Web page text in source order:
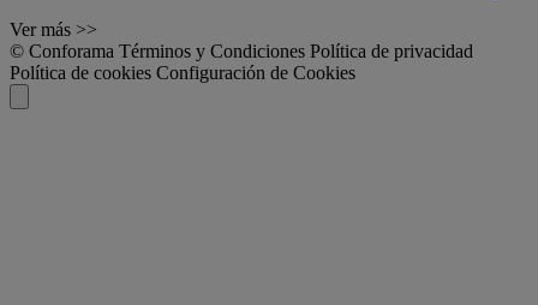
Ver más >>
© Conforama Términos y Condiciones Política de privacidad
Política de cookies Configuración de Cookies